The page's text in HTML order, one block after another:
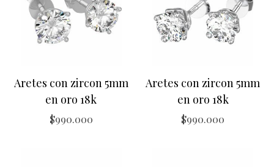
Aretes con zircon 5mm
en oro 18k
$990.000
Aretes con zircon 5mm
en oro 18k
$990.000